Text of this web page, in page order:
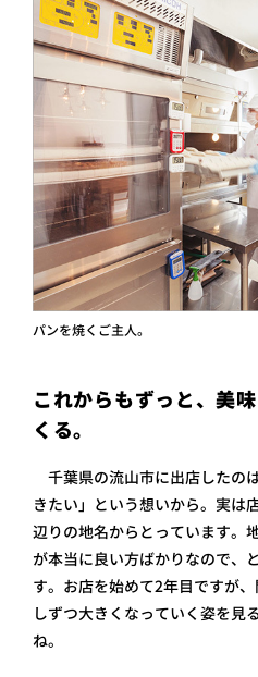
パンを焼くご主人。
これからもずっと、美
くる。
千葉県の流山市に出店したの
きたい」という想いから。実は
辺りの地名からとっています。
が本当に良い方ばかりなので、
す。お店を始めて2年目ですが
しずつ大きくなっていく姿を見
ね。